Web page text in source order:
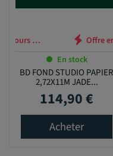
cours …
En stock
BD FOND STUDIO PAPIER
2,72X11M JADE...
Prix
114,90 €
Acheter